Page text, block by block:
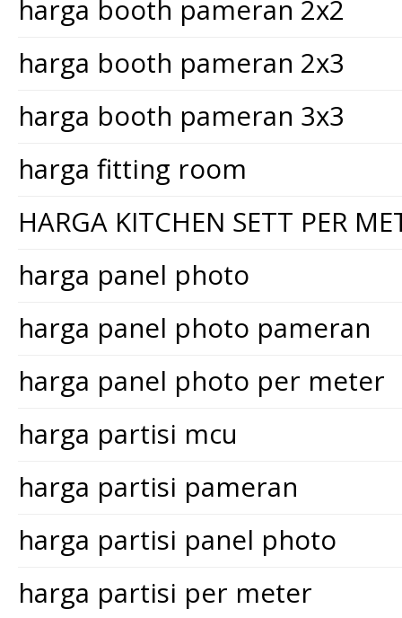
harga booth pameran 2x2
harga booth pameran 2x3
harga booth pameran 3x3
harga fitting room
HARGA KITCHEN SETT PER
harga panel photo
harga panel photo pameran
harga panel photo per meter
harga partisi mcu
harga partisi pameran
harga partisi panel photo
harga partisi per meter